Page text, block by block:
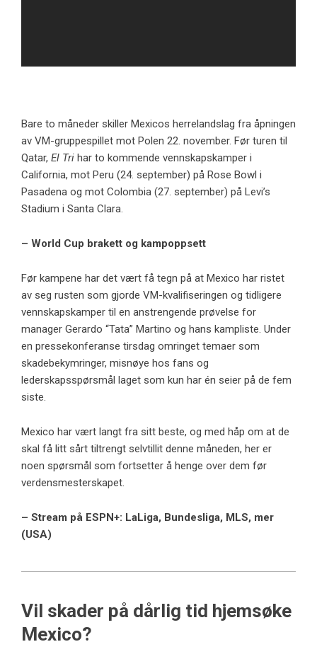
Bare to måneder skiller Mexicos herrelandslag fra åpningen
av VM-gruppespillet mot Polen 22. november. Før turen til
Qatar, El Tri har to kommende vennskapskamper i
California, mot Peru (24. september) på Rose Bowl i
Pasadena og mot Colombia (27. september) på Levi’s
Stadium i Santa Clara.
– World Cup brakett og kampoppsett
Før kampene har det vært få tegn på at Mexico har ristet
av seg rusten som gjorde VM-kvalifiseringen og tidligere
vennskapskamper til en anstrengende prøvelse for
manager Gerardo “Tata” Martino og hans kampliste. Under
en pressekonferanse tirsdag omringet temaer som
skadebekymringer, misnøye hos fans og
lederskapsspørsmål laget som kun har én seier på de fem
siste.
Mexico har vært langt fra sitt beste, og med håp om at de
skal få litt sårt tiltrengt selvtillit denne måneden, her er
noen spørsmål som fortsetter å henge over dem før
verdensmesterskapet.
– Stream på ESPN+: LaLiga, Bundesliga, MLS, mer
(USA)
Vil skader på dårlig tid hjemsøke
Mexico?